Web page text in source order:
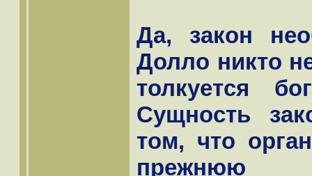
Да, закон
Долло никто
толкуется
Сущность
том, что
прежнюю